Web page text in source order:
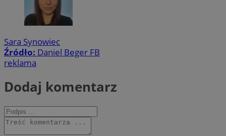
Sara Synowiec
Źródło: Daniel Beger FB
reklama
Dodaj komentarz